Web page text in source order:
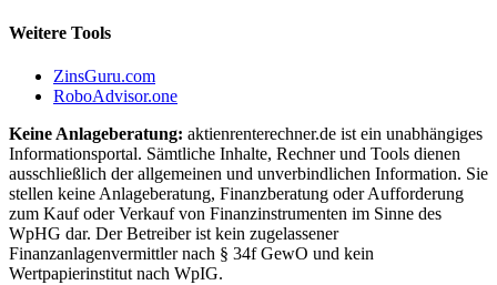
Weitere Tools
ZinsGuru.com
RoboAdvisor.one
Keine Anlageberatung: aktienrenterechner.de ist ein unabhängiges
Informationsportal. Sämtliche Inhalte, Rechner und Tools dienen
ausschließlich der allgemeinen und unverbindlichen Information. Sie
stellen keine Anlageberatung, Finanzberatung oder Aufforderung
zum Kauf oder Verkauf von Finanzinstrumenten im Sinne des
WpHG dar. Der Betreiber ist kein zugelassener
Finanzanlagenvermittler nach § 34f GewO und kein
Wertpapierinstitut nach WpIG.